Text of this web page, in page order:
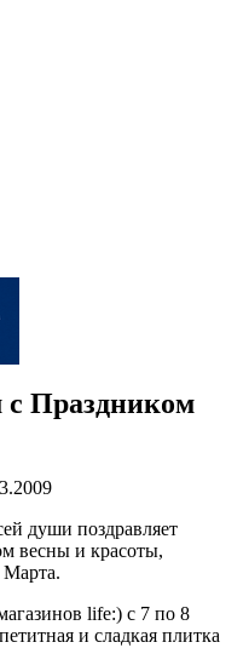
с Праздником
души поздравляет
весны и красоты,
life:) с 7 по 8
и сладкая плитка